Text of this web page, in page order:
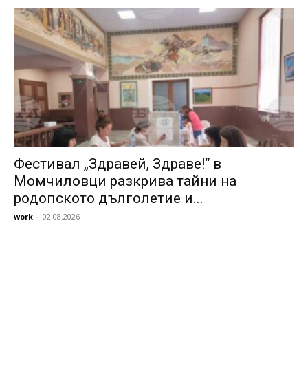
Фестивал „Здравей, Здраве!“ в
Момчиловци разкрива тайни на
родопското дълголетие и...
work - 02.08.2026